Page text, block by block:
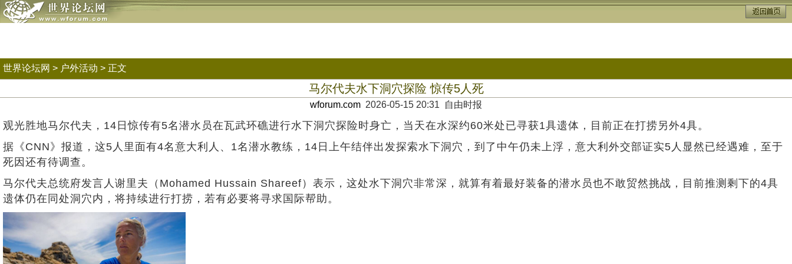
世界论坛网 > 户外活动 > 正文
马尔代夫水下洞穴探险 惊传5人死
wforum.com 2026-05-15 20:31 自由时报
观光胜地马尔代夫，14日惊传有5名潜水员在瓦武环礁进行水下洞穴探险时身亡，当天在水深约60米处已寻获1具遗体，目前正在打捞另外4具。
据《CNN》报道，这5人里面有4名意大利人、1名潜水教练，14日上午结伴出发探索水下洞穴，到了中午仍未上浮，意大利外交部证实5人显然已经遇难，至于
死因还有待调查。
马尔代夫总统府发言人谢里夫（Mohamed Hussain Shareef）表示，这处水下洞穴非常深，就算有着最好装备的潜水员也不敢贸然挑战，目前推测剩下的4具
遗体仍在同处洞穴内，将持续进行打捞，若有必要将寻求国际帮助。